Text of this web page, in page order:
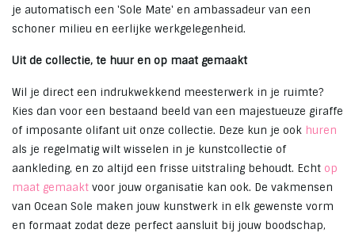
je automatisch een 'Sole Mate' en ambassadeur van een
schoner milieu en eerlijke werkgelegenheid.
Uit de collectie, te huur en op maat gemaakt
Wil je direct een indrukwekkend meesterwerk in je ruimte?
Kies dan voor een bestaand beeld van een majestueuze giraffe
of imposante olifant uit onze collectie. Deze kun je ook huren
als je regelmatig wilt wisselen in je kunstcollectie of
aankleding, en zo altijd een frisse uitstraling behoudt. Echt op
maat gemaakt voor jouw organisatie kan ook. De vakmensen
van Ocean Sole maken jouw kunstwerk in elk gewenste vorm
en formaat zodat deze perfect aansluit bij jouw boodschap,